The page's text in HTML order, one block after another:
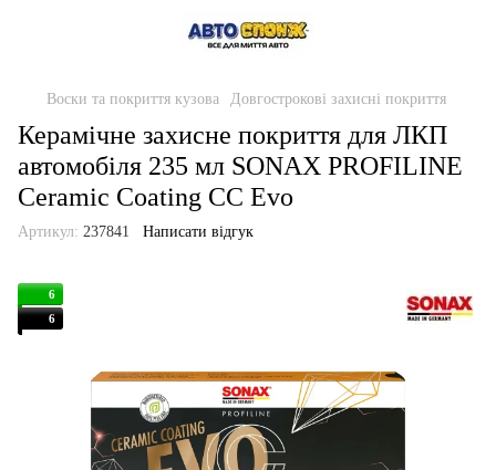
Воски та покриття кузова Довгострокові захисні покриття
Керамічне захисне покриття для ЛКП
автомобіля 235 мл SONAX PROFILINE
Ceramic Coating CC Evo
Артикул: 237841 Написати відгук
6
6